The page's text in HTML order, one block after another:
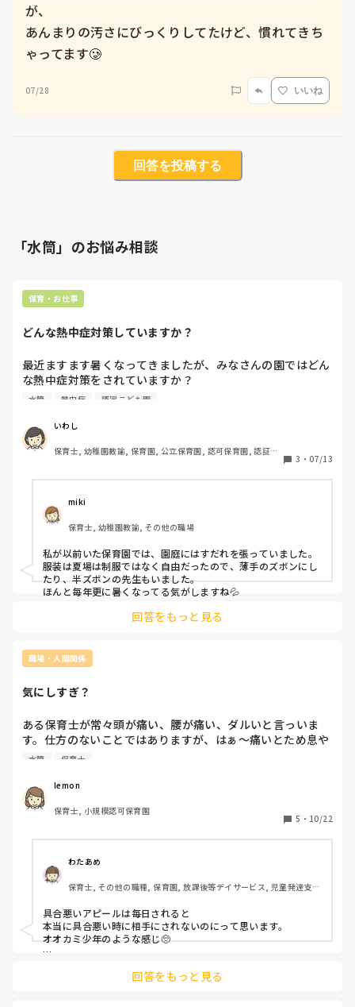
が、
あんまりの汚さにびっくりしてたけど、慣れてきち
07/28 いいね
回答を投稿する
「水筒」のお悩み相談
保育・お仕事
どんな熱中症対策していますか？
最近ますます暑くなってきましたが、みなさんの園ではどん
な熱中症対策をされていますか？
水分補給や服装の工夫など、実際にやってみて効果があった
てください！参考にしたいです！
水筒 熱中症 認定こども園
いわし
保育士, 幼稚園教諭, 保育園, 公立保育園, 認可保育園, 認証・
3 ・ 07/13
miki
保育士, 幼稚園教諭, その他の職場
私が以前いた保育園では、園庭にはすだれを張っていました。
服装は夏場は制服ではなく自由だったので、薄手のズボンにし
たり、半ズボンの先生もいました。
ほんと毎年更に暑くなってる気がしますね💦
回答をもっと見る
職場・人間関係
気にしすぎ？
ある保育士が常々頭が痛い、腰が痛い、ダルいと言っいま
す。仕方のないことではありますが、はぁ～痛いとため息や
イタタタという動作や常日頃態度が良くないため、私は気が
に飴を口に入れています。マスクをしてバレないとでも思っ
ているのしもしれませんが、大人たちは分かります。
喉がどうしても痛いのでならと思うのですが、そうでもなさ
そうだし、水分補給に子どもたちの前で堂々とカフェオレな
どを飲んでいます。
普通なのかなぁ🤔
水筒 保育士
lemon
保育士, 小規模認可保育園
5 ・ 10/22
わたあめ
保育士, その他の職種, 保育園, 放課後等デイサービス, 児童発達支援
具合悪いアピールは毎日されると
本当に具合悪い時に相手にされないのにって思います。
オオカミ少年のような感じ🥺
口臭対策？🥺たまにマスク越し
回答をもっと見る